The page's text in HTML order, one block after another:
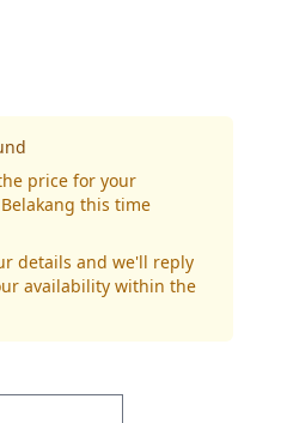
price for your
this time
details and we'll reply
availability within the